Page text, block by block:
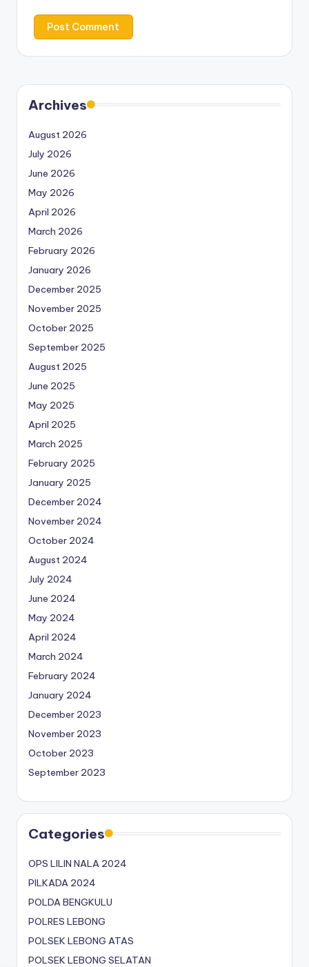
Archives
August 2026
July 2026
June 2026
May 2026
April 2026
March 2026
February 2026
January 2026
December 2025
November 2025
October 2025
September 2025
August 2025
June 2025
May 2025
April 2025
March 2025
February 2025
January 2025
December 2024
November 2024
October 2024
August 2024
July 2024
June 2024
May 2024
April 2024
March 2024
February 2024
January 2024
December 2023
November 2023
October 2023
September 2023
Categories
OPS LILIN NALA 2024
PILKADA 2024
POLDA BENGKULU
POLRES LEBONG
POLSEK LEBONG ATAS
POLSEK LEBONG SELATAN